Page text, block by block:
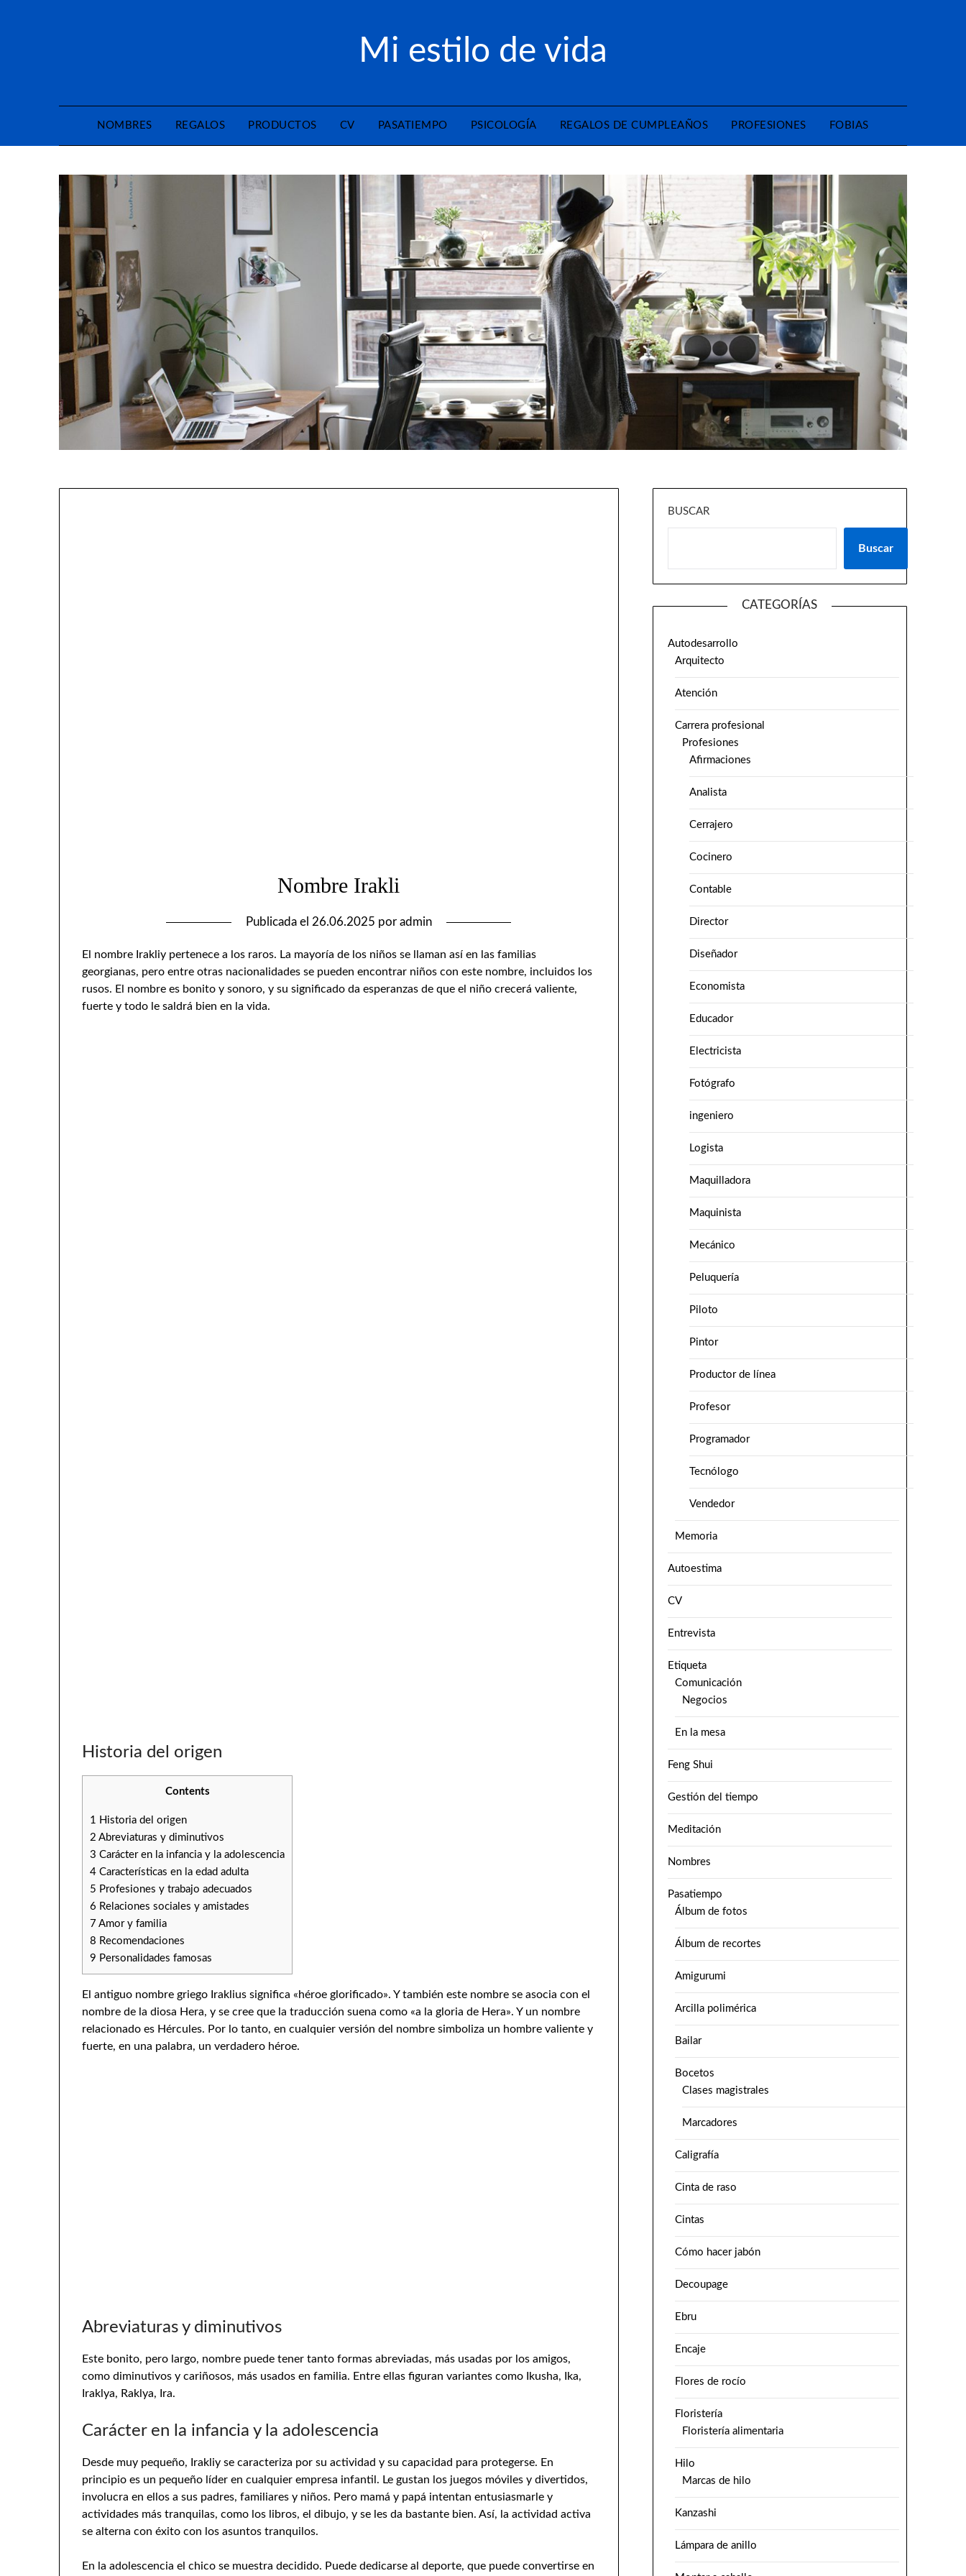
Mi estilo de vida
NOMBRES REGALOS PRODUCTOS CV PASATIEMPO PSICOLOGÍA REGALOS DE CUMPLEAÑOS PROFESIONES FOBIAS
Nombre Irakli
Publicada el 26.06.2025 por admin
El nombre Irakliy pertenece a los raros. La mayoría de los niños se llaman así en las familias
georgianas, pero entre otras nacionalidades se pueden encontrar niños con este nombre, incluidos los
rusos. El nombre es bonito y sonoro, y su significado da esperanzas de que el niño crecerá valiente,
fuerte y todo le saldrá bien en la vida.
Historia del origen
Contents
1
Historia del origen
2 Abreviaturas y diminutivos
3 Carácter en la infancia y la adolescencia
4 Características en la edad adulta
5 Profesiones y trabajo adecuados
6 Relaciones sociales y amistades
7 Amor y familia
8 Recomendaciones
9 Personalidades famosas
El antiguo nombre griego Iraklius significa «héroe glorificado». Y también este nombre se asocia con el
nombre de la diosa Hera, y se cree que la traducción suena como «a la gloria de Hera». Y un nombre
relacionado es Hércules. Por lo tanto, en cualquier versión del nombre simboliza un hombre valiente y
fuerte, en una palabra, un verdadero héroe.
Abreviaturas y diminutivos
Este bonito, pero largo, nombre puede tener tanto formas abreviadas, más usadas por los amigos,
como diminutivos y cariñosos, más usados en familia. Entre ellas figuran variantes como Ikusha, Ika,
Iraklya, Raklya, Ira.
Carácter en la infancia y la adolescencia
Desde muy pequeño, Irakliy se caracteriza por su actividad y su capacidad para protegerse. En
principio es un pequeño líder en cualquier empresa infantil. Le gustan los juegos móviles y divertidos,
involucra en ellos a sus padres, familiares y niños. Pero mamá y papá intentan entusiasmarle y
actividades más tranquilas, como los libros, el dibujo, y se les da bastante bien. Así, la actividad activa
se alterna con éxito con los asuntos tranquilos.
En la adolescencia el chico se muestra decidido. Puede dedicarse al deporte, que puede convertirse en
BUSCAR
Buscar
CATEGORÍAS
Autodesarrollo
Arquitecto
Atención
Carrera profesional
Profesiones
Afirmaciones
Analista
Cerrajero
Cocinero
Contable
Director
Diseñador
Economista
Educador
Electricista
Fotógrafo
ingeniero
Logista
Maquilladora
Maquinista
Mecánico
Peluquería
Piloto
Pintor
Productor de línea
Profesor
Programador
Tecnólogo
Vendedor
Memoria
Autoestima
CV
Entrevista
Etiqueta
Comunicación
Negocios
En la mesa
Feng Shui
Gestión del tiempo
Meditación
Nombres
Pasatiempo
Álbum de fotos
Álbum de recortes
Amigurumi
Arcilla polimérica
Bailar
Bocetos
Clases magistrales
Marcadores
Caligrafía
Cinta de raso
Cintas
Cómo hacer jabón
Decoupage
Ebru
Encaje
Flores de rocío
Floristería
Floristería alimentaria
Hilo
Marcas de hilo
Kanzashi
Lámpara de anillo